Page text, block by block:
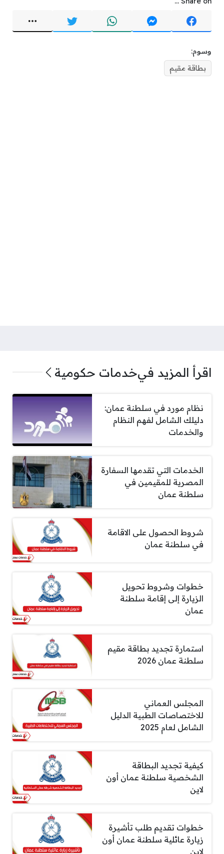
وسوم:
بطاقة مقيم
اقرأ المزيد فيخدمات حكومية
نظام مورد في سلطنة عمان:
دليلك الشامل لفهم النظام
والخدمات
الخدمات التي تقدمها السفارة
المصرية للمقيمين في
سلطنة عمان
شروط الحصول على الاقامة
في سلطنة عمان
خطوات وشروط تحويل
الزيارة إلى إقامة سلطنة
عمان
استمارة تجديد بطاقة مقيم
سلطنة عمان 2026
المجلس العماني
للاختصاصات الطبية الدليل
الشامل لعام 2025
كيفية تجديد البطاقة
الشخصية سلطنة عمان أون
لاين
خطوات تقديم طلب تأشيرة
زيارة عائلية سلطنة عمان أون
لاين